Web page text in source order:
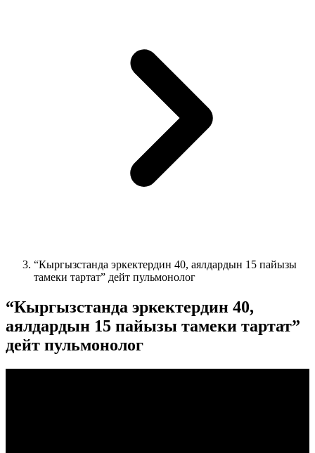
“Кыргызстанда эркектердин 40, аялдардын 15 пайызы
тамеки тартат” дейт пульмонолог
“Кыргызстанда эркектердин 40,
аялдардын 15 пайызы тамеки тартат”
дейт пульмонолог